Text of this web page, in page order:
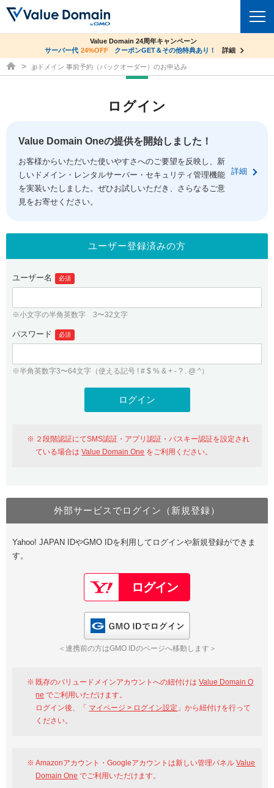
ドメイントップ
ドメイン移管
ドメイン価格一覧
ドメイン一括検索
.jpドメインオークション
gTLDオークション NEW!
.jpドメインバックオーダー
プレミアムドメイン
人気ドメインの種類
WHOIS検索
コアサーバー
バリューサーバー
XREA
セキュリティトップ
Value Domain ネットde診断
SSL証明書
サービストップ
お得意様割引
紹介制度
バリュードメインAPI
ドメイン・ホスティングOEM
facebook
ログイン
従来のバリュードメインをご利用希望の方
Value Domainにログイン
おすすめ One レンタルサーバーを含む最新の機能を使う方
Value Domain Oneにログイン
Google
GMO ID Amazon
※AmazonはValue Domain Oneのログイン画面へ遷移します
ユーザー登録
Value Domain Oneアカウント作成
以下でも登録可能
Google Yahoo!
GMO ID
co.jpドメイン✕コアサーバーV2ビジネス応援キャンペーン
サーバー料金1年間無料
詳細
Value Domain 24周年キャンペーン
サーバー代 24%OFF クーポンGET＆その他特典あり！ 詳細
ドメイン取得ならバリュードメイン
.jpドメイン 事前予約（バックオーダー）のお申込み
ログイン
Value Domain Oneの提供を開始しました！
お客様からいただいた使いやすさへのご要望を反映し、新
しいドメイン・レンタルサーバー・セキュリティ管理機能
を実装いたしました。ぜひお試しいただき、さらなるご意
見をお寄せください。
詳細
ユーザー登録済みの方
ユーザー名 必須
※小文字の半角英数字 3〜32文字
パスワード 必須
※半角英数字3〜64文字（使える記号 ! # $ % & + - ? . @ ^）
２段階認証にてSMS認証・アプリ認証・パスキー認証を設定され
ている場合はValue Domain One をご利用ください。
外部サービスでログイン（新規登録）
Yahoo! JAPAN IDやGMO IDを利用してログインや新規登録ができま
す。
＜連携前の方はGMO IDのページへ移動します＞
既存のバリュードメインアカウントへの紐付けはValue Domain O
ne でご利用いただけます。
ログイン後、「 マイページ > ログイン設定 」から紐付けを行って
ください。
Amazonアカウント・Googleアカウントは新しい管理パネルValue
Domain One でご利用いただけます。